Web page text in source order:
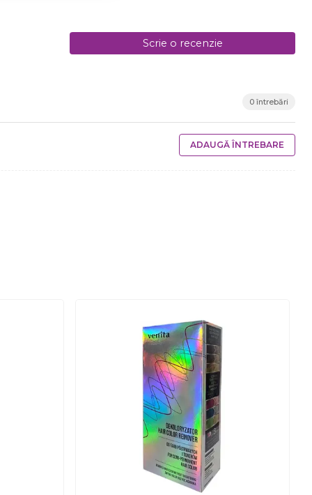
Scrie o recenzie
0 întrebări
ADAUGĂ ÎNTREBARE